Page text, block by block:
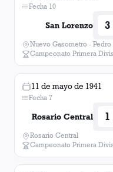
Fecha 10
San Lorenzo 3
Nuevo Gasometro -
Campeonato Primera
11 de mayo de 1941
Fecha 7
Rosario Central 1
Rosario Central
Campeonato Primera